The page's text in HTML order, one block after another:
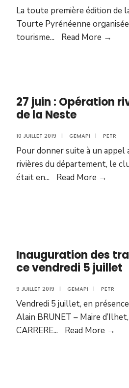
La toute première édition de
Tourte Pyrénéenne
tourisme... Read More →
27 juin : Opération
de la Neste
10 JUILLET 2019 | GEMAPI | PETR
Pour donner suite à un appel
rivières du département, le
était en... Read More →
Inauguration des
ce vendredi 5 juillet
9 JUILLET 2019 | GEMAPI | PETR
Vendredi 5 juillet, en
Alain BRUNET – Maire
CARRERE... Read More →